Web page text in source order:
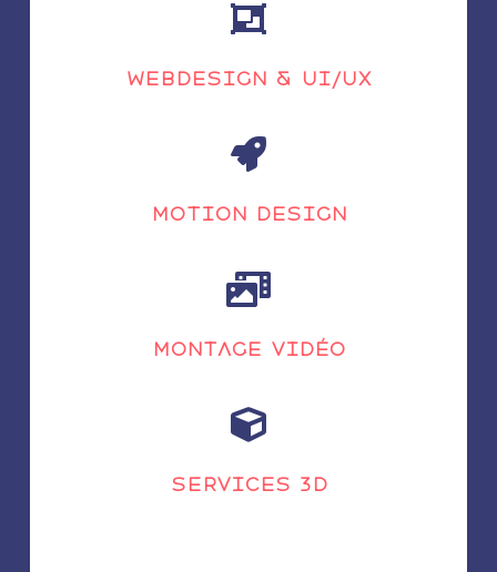

Webdesign & UI/UX

motion design

Montage Vidéo

Services 3d